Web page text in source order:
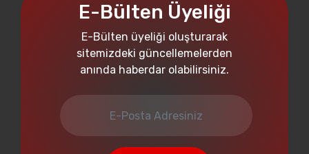
E-Bülten Üyeliği
E-Bülten üyeliği oluşturarak
sitemizdeki güncellemelerden
anında haberdar olabilirsiniz.